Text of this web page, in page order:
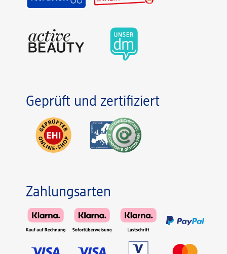
Geprüft und zertifiziert
Zahlungsarten